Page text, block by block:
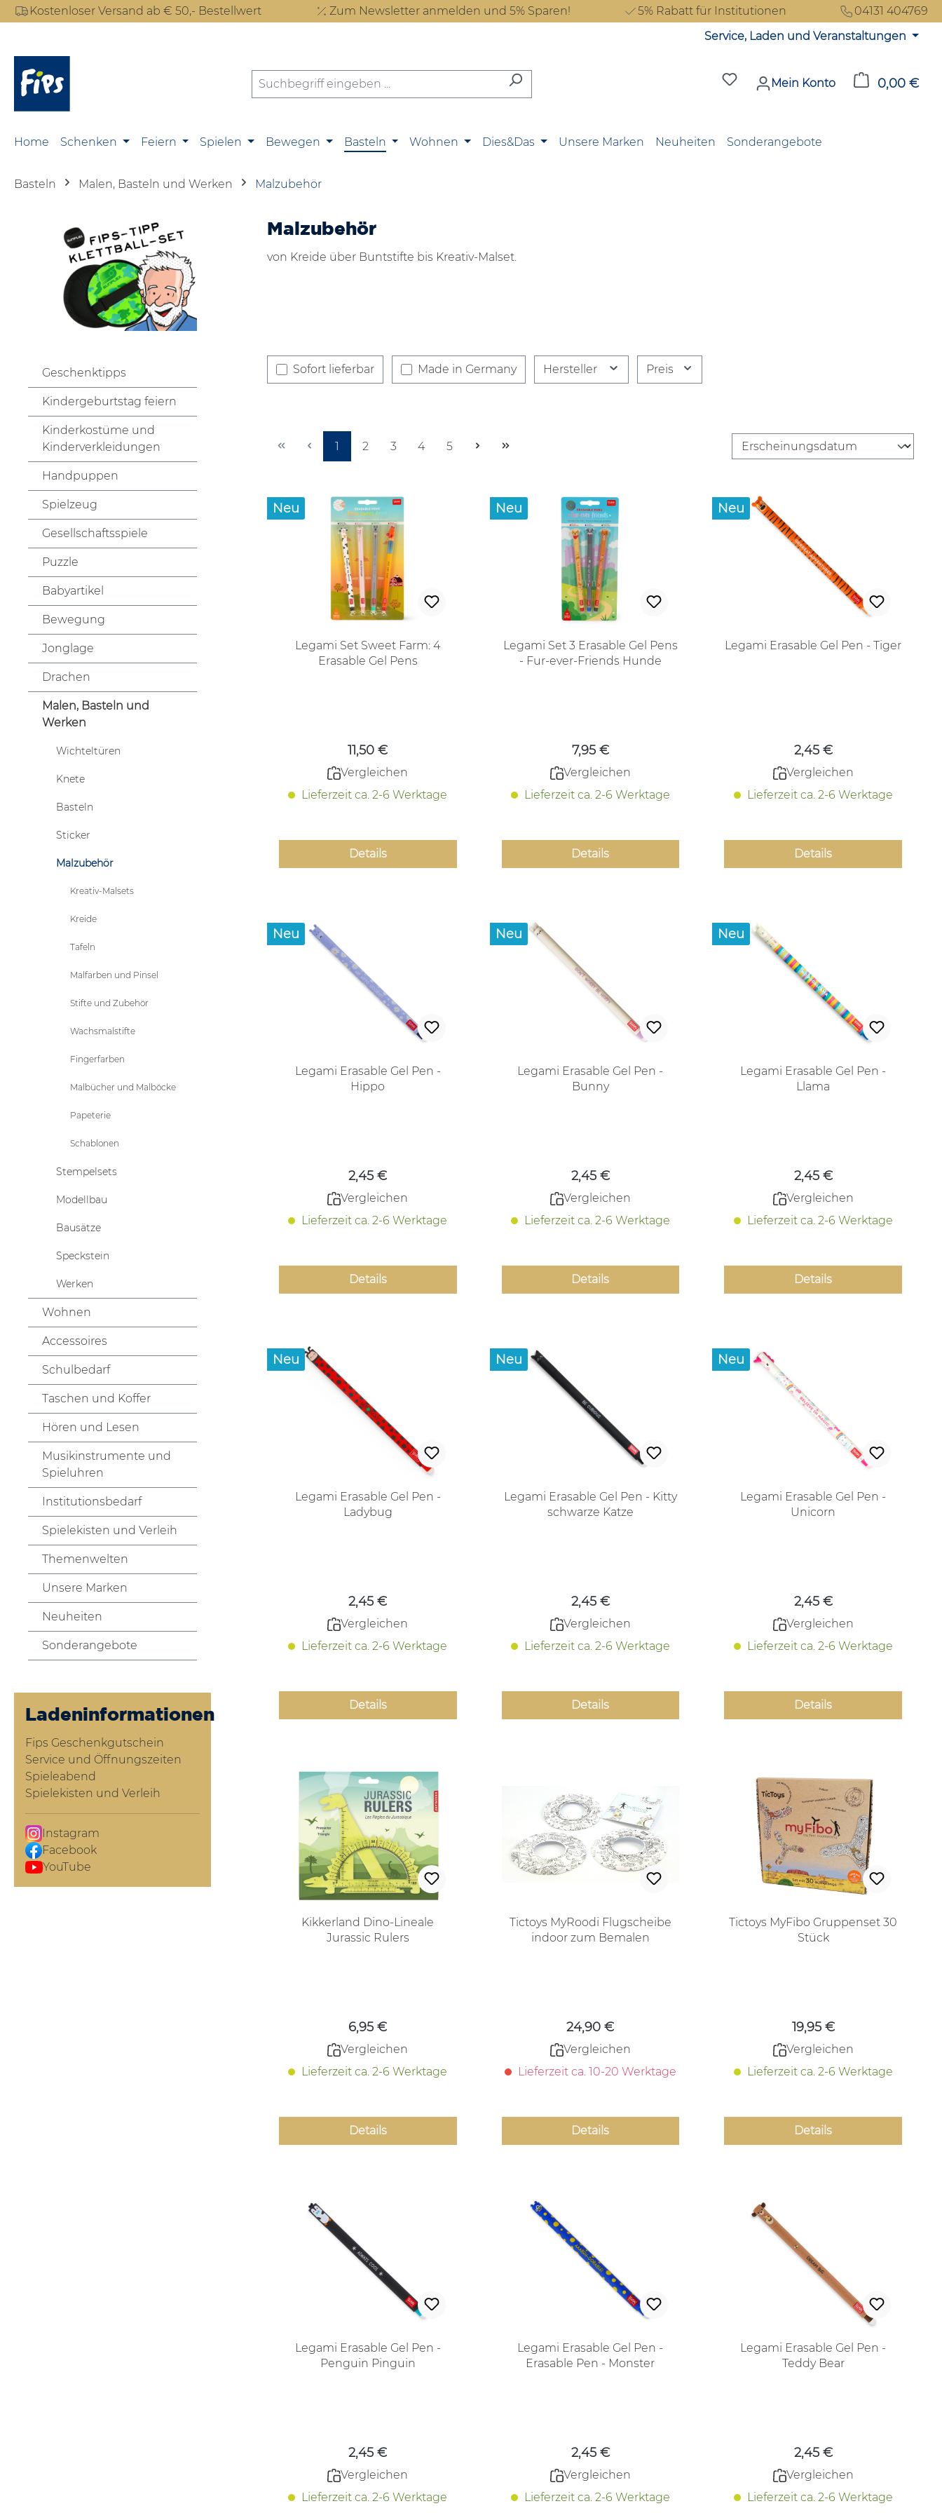
Hauptinhalt springen
Zur Suche springen
Zur Hauptnavigation springen
Kostenloser Versand ab € 50,- Bestellwert Zum Newsletter anmelden und 5% Sparen! 5% Rabatt für Institutionen
04131 404769
Service, Laden und Veranstaltungen
Du hast 0 Produkte auf dem
Mein Konto 0,00 €
Home Schenken Feiern Spielen Bewegen Basteln Wohnen Dies&Das Unsere Marken Neuheiten Sonderangebote
Basteln Malen, Basteln und Werken Malzubehör
Geschenktipps
Kindergeburtstag feiern
Kinderkostüme und
Kinderverkleidungen
Handpuppen
Spielzeug
Gesellschaftsspiele
Puzzle
Babyartikel
Bewegung
Jonglage
Drachen
Malen, Basteln und
Werken
Wichteltüren
Knete
Basteln
Sticker
Malzubehör
Kreativ-Malsets
Kreide
Tafeln
Malfarben und Pinsel
Stifte und Zubehör
Wachsmalstifte
Fingerfarben
Malbücher und Malböcke
Papeterie
Schablonen
Stempelsets
Modellbau
Bausätze
Speckstein
Werken
Wohnen
Accessoires
Schulbedarf
Taschen und Koffer
Hören und Lesen
Musikinstrumente und
Spieluhren
Institutionsbedarf
Spielekisten und Verleih
Themenwelten
Unsere Marken
Neuheiten
Sonderangebote
Ladeninformationen
Fips Geschenkgutschein
Service und Öffnungszeiten
Spieleabend
Spielekisten und Verleih
Instagram
Facebook
YouTube
Malzubehör
von Kreide über Buntstifte bis Kreativ-Malset.
Sofort lieferbar Made in Germany Hersteller Preis
Seite
1 Seite
2 Seite
3 Seite
4 Seite
5
Neu
Legami Set Sweet Farm: 4
Erasable Gel Pens
11,50 €
Vergleichen
Lieferzeit ca. 2-6 Werktage
Details
Neu
Legami Set 3 Erasable Gel Pens
- Fur-ever-Friends Hunde
7,95 €
Vergleichen
Lieferzeit ca. 2-6 Werktage
Details
Neu
Legami Erasable Gel Pen - Tiger
2,45 €
Vergleichen
Lieferzeit ca. 2-6 Werktage
Details
Neu
Legami Erasable Gel Pen -
Hippo
2,45 €
Vergleichen
Lieferzeit ca. 2-6 Werktage
Details
Neu
Legami Erasable Gel Pen -
Bunny
2,45 €
Vergleichen
Lieferzeit ca. 2-6 Werktage
Details
Neu
Legami Erasable Gel Pen -
Llama
2,45 €
Vergleichen
Lieferzeit ca. 2-6 Werktage
Details
Neu
Legami Erasable Gel Pen -
Ladybug
2,45 €
Vergleichen
Lieferzeit ca. 2-6 Werktage
Details
Neu
Legami Erasable Gel Pen - Kitty
schwarze Katze
2,45 €
Vergleichen
Lieferzeit ca. 2-6 Werktage
Details
Neu
Legami Erasable Gel Pen -
Unicorn
2,45 €
Vergleichen
Lieferzeit ca. 2-6 Werktage
Details
Kikkerland Dino-Lineale
Jurassic Rulers
6,95 €
Vergleichen
Lieferzeit ca. 2-6 Werktage
Details
Tictoys MyRoodi Flugscheibe
indoor zum Bemalen
24,90 €
Vergleichen
Lieferzeit ca. 10-20 Werktage
Details
Tictoys MyFibo Gruppenset 30
Stück
19,95 €
Vergleichen
Lieferzeit ca. 2-6 Werktage
Details
Legami Erasable Gel Pen -
Penguin Pinguin
2,45 €
Vergleichen
Lieferzeit ca. 2-6 Werktage
Legami Erasable Gel Pen -
Erasable Pen - Monster
2,45 €
Vergleichen
Lieferzeit ca. 2-6 Werktage
Legami Erasable Gel Pen -
Teddy Bear
2,45 €
Vergleichen
Lieferzeit ca. 2-6 Werktage